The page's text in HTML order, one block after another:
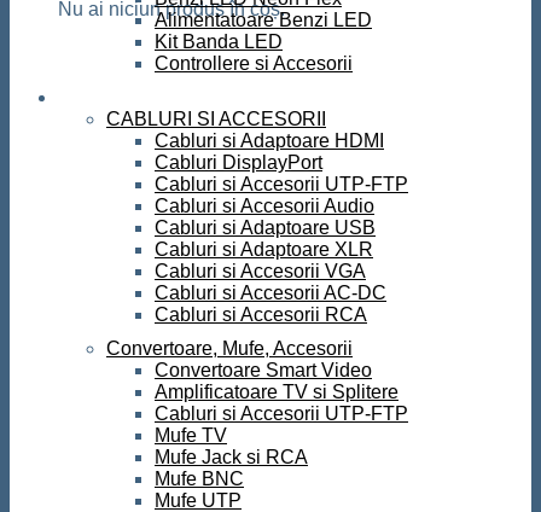
Nu ai niciun produs în coș.
Alimentatoare Benzi LED
Kit Banda LED
Controllere si Accesorii
CABLURI SI ACCESORII
Cabluri si Adaptoare HDMI
Cabluri DisplayPort
Cabluri si Accesorii UTP-FTP
Cabluri si Accesorii Audio
Cabluri si Adaptoare USB
Cabluri si Adaptoare XLR
Cabluri si Accesorii VGA
Cabluri si Accesorii AC-DC
Cabluri si Accesorii RCA
Convertoare, Mufe, Accesorii
Convertoare Smart Video
Amplificatoare TV si Splitere
Cabluri si Accesorii UTP-FTP
Mufe TV
Mufe Jack si RCA
Mufe BNC
Mufe UTP